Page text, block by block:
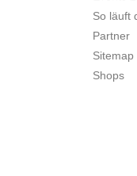
So läuft
Partner
Sitemap
Shops